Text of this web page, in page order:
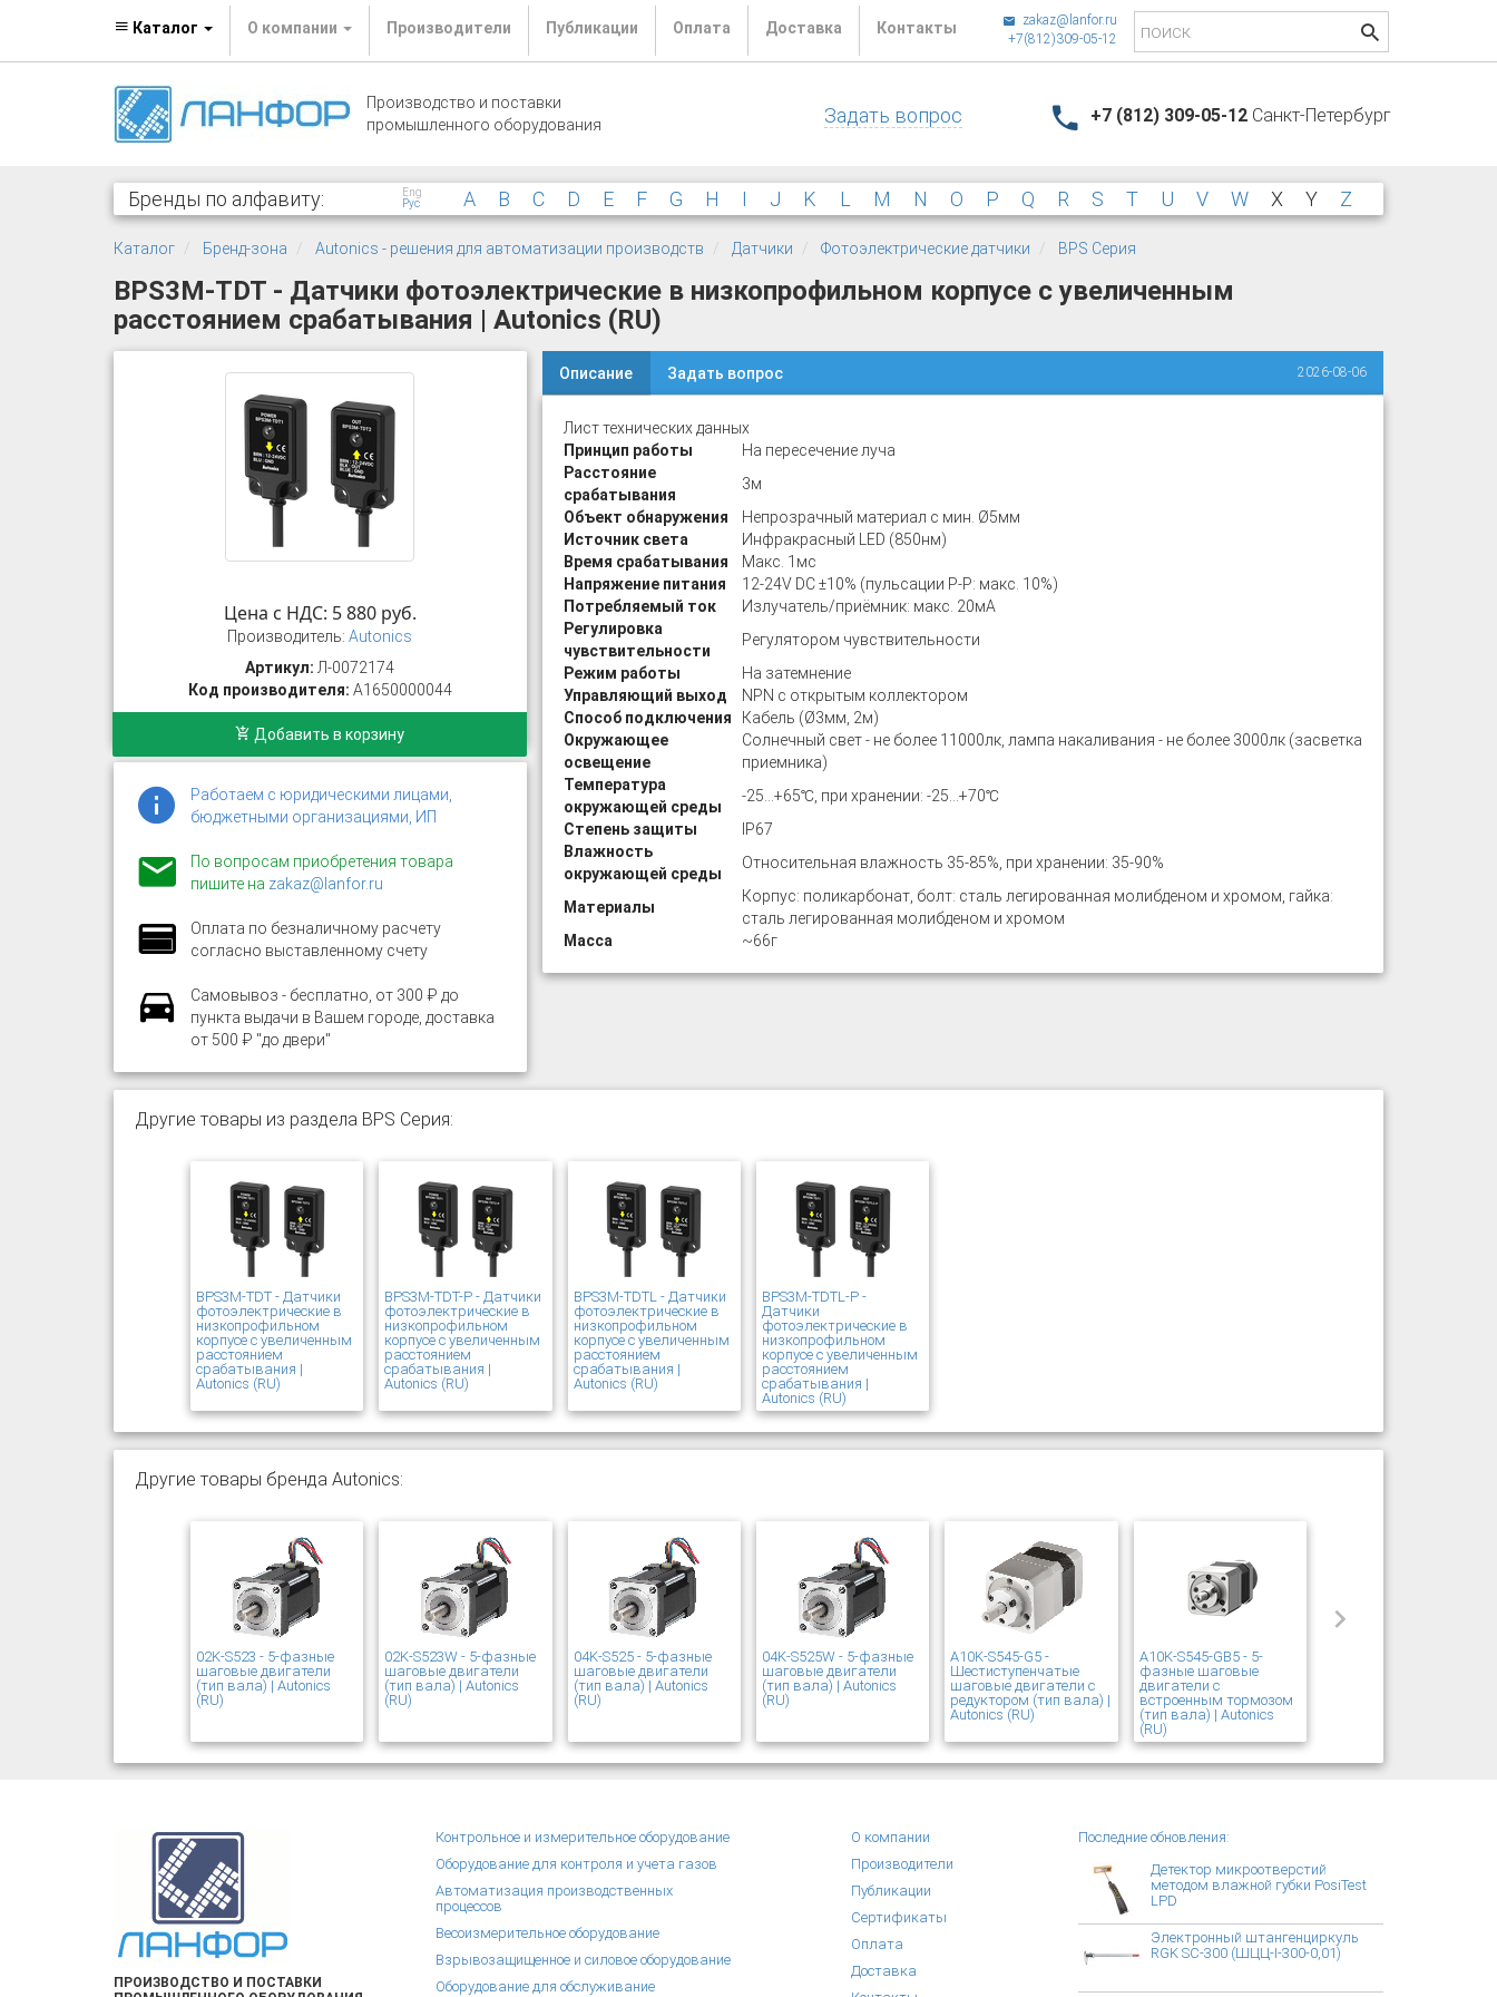
Каталог О компании Производители Публикации Оплата Доставка Контакты
zakaz@lanfor.ru
+7(812)309-05-12
Производство и поставки
промышленного оборудования
Задать вопрос +7 (812) 309-05-12 Санкт-Петербург
Бренды по алфавиту:
Eng
Рус
A B C D E F G H I J K L M N O P Q R S T U VW X Y Z
Каталог Бренд-зона Autonics - решения для автоматизации производств Датчики Фотоэлектрические датчики BPS Серия
BPS3M-TDT - Датчики фотоэлектрические в низкопрофильном корпусе с увеличенным
расстоянием срабатывания | Autonics (RU)
Цена с НДС: 5 880 руб.
Производитель:Autonics
Артикул: Л-0072174
Код производителя: A1650000044
Добавить в корзину
Работаем с юридическими лицами,
бюджетными организациями, ИП
По вопросам приобретения товара
пишите на zakaz@lanfor.ru
Оплата по безналичному расчету
согласно выставленному счету
Самовывоз - бесплатно, от 300 ₽ до
пункта выдачи в Вашем городе, доставка
от 500 ₽ "до двери"
Описание Задать вопрос 2026-08-06
Лист технических данных
Принцип работы
На пересечение луча
Расстояние
срабатывания
3м
Объект обнаружения
Непрозрачный материал с мин. Ø5мм
Источник света
Инфракрасный LED (850нм)
Время срабатывания
Макс. 1мс
Напряжение питания
12-24V DC ±10% (пульсации P-P: макс. 10%)
Потребляемый ток
Излучатель/приёмник: макс. 20мА
Регулировка
чувствительности
Регулятором чувствительности
Режим работы
На затемнение
Управляющий выход
NPN с открытым коллектором
Способ подключения
Кабель (Ø3мм, 2м)
Окружающее
освещение
Солнечный свет - не более 11000лк, лампа накаливания - не более 3000лк (засветка
приемника)
Температура
окружающей среды
-25…+65℃, при хранении: -25…+70℃
Степень защиты
IP67
Влажность
окружающей среды
Относительная влажность 35-85%, при хранении: 35-90%
Материалы
Корпус: поликарбонат, болт: сталь легированная молибденом и хромом, гайка:
сталь легированная молибденом и хромом
Масса
~66г
Другие товары из раздела BPS Серия:
BPS3M-TDT - Датчики
фотоэлектрические в
низкопрофильном
корпусе с увеличенным
расстоянием
срабатывания |
Autonics (RU)
BPS3M-TDT-P - Датчики
фотоэлектрические в
низкопрофильном
корпусе с увеличенным
расстоянием
срабатывания |
Autonics (RU)
BPS3M-TDTL - Датчики
фотоэлектрические в
низкопрофильном
корпусе с увеличенным
расстоянием
срабатывания |
Autonics (RU)
BPS3M-TDTL-P -
Датчики
фотоэлектрические в
низкопрофильном
корпусе с увеличенным
расстоянием
срабатывания |
Autonics (RU)
Другие товары бренда Autonics:
02K-S523 - 5-фазные
шаговые двигатели
(тип вала) | Autonics
(RU)
02K-S523W - 5-фазные
шаговые двигатели
(тип вала) | Autonics
(RU)
04K-S525 - 5-фазные
шаговые двигатели
(тип вала) | Autonics
(RU)
04K-S525W - 5-фазные
шаговые двигатели
(тип вала) | Autonics
(RU)
A10K-S545-G5 -
Шестиступенчатые
шаговые двигатели с
редуктором (тип вала) |
Autonics (RU)
A10K-S545-GB5 - 5-
фазные шаговые
двигатели с
встроенным тормозом
(тип вала) | Autonics
(RU)
ПРОИЗВОДСТВО И ПОСТАВКИ
Контрольное и измерительное оборудование
Оборудование для контроля и учета газов
Автоматизация производственных
процессов
Весоизмерительное оборудование
Взрывозащищенное и силовое оборудование
Оборудование для обслуживание
О компании
Производители
Публикации
Сертификаты
Оплата
Доставка
Последние обновления:
Детектор микроотверстий
методом влажной губки PosiTest
LPD
Электронный штангенциркуль
RGK SC-300 (ШЦЦ-I-300-0,01)